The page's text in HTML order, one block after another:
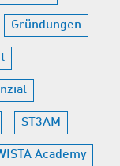
Gründungen
ST3AM
Academy